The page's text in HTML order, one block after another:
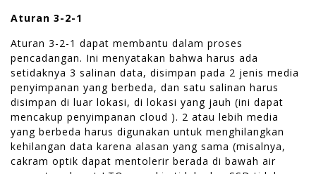
Aturan 3-2-1
Aturan 3-2-1 dapat membantu dalam proses
pencadangan. Ini menyatakan bahwa harus ada
setidaknya 3 salinan data, disimpan pada 2 jenis media
penyimpanan yang berbeda, dan satu salinan harus
disimpan di luar lokasi, di lokasi yang jauh (ini dapat
mencakup penyimpanan cloud ). 2 atau lebih media
yang berbeda harus digunakan untuk menghilangkan
kehilangan data karena alasan yang sama (misalnya,
cakram optik dapat mentolerir berada di bawah air